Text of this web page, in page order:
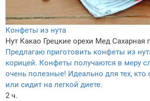
Конфеты из нута
Нут Какао Грецкие орехи Мед Сахарная
Предлагаю приготовить конфеты из
корицей. Конфеты получаются в меру
очень полезные! Идеально для тех, кто
или сидит на легкой диете.
2 ч.